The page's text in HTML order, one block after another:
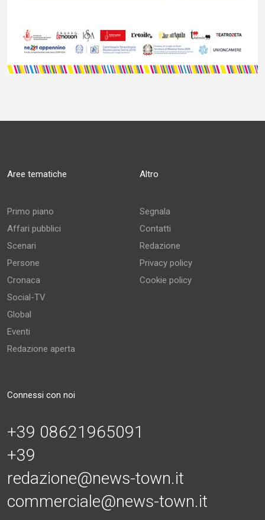
Aree tematiche
Primo piano
Affari pubblici
Scenari
Persone
Cronaca
Social-TV
Global
Eventi
Redazione aperta
Altro
Segnala
Contatti
Redazione
Privacy policy
Cookie policy
Connessi con noi
+39 08621965091
+39
redazione@news-town.it
commerciale@news-town.it